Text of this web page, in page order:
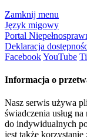
Zamknij menu
Język migowy
Portal
Deklaracja
FacebookYouTube
Informacja o
Nasz serwis używa
świadczenia usług
do indywidualnych
jest także